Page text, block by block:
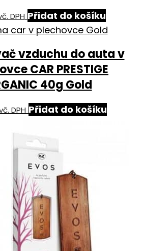
DPH Přidat do košíku
vzduchu do auta v
CAR PRESTIGE
40g Gold
DPH Přidat do košíku